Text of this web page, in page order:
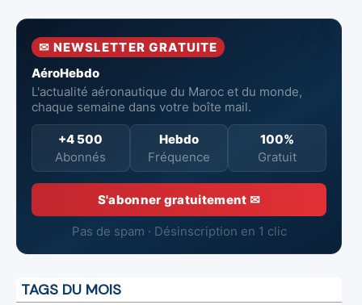
✉ NEWSLETTER GRATUITE
AéroHebdo
L'actualité aéronautique du Maroc et du monde,
chaque semaine dans votre boîte mail.
+4 500
Abonnés
Hebdo
Fréquence
100%
Gratuit
S'abonner gratuitement ✉
Pas de spam · Désinscription en 1 clic
TAGS DU MOIS